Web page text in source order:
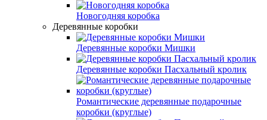
Новогодняя коробка
Деревянные коробки
Деревянные коробки Мишки
Деревянные коробки Пасхальный кролик
Романтические деревянные подарочные
коробки (круглые)